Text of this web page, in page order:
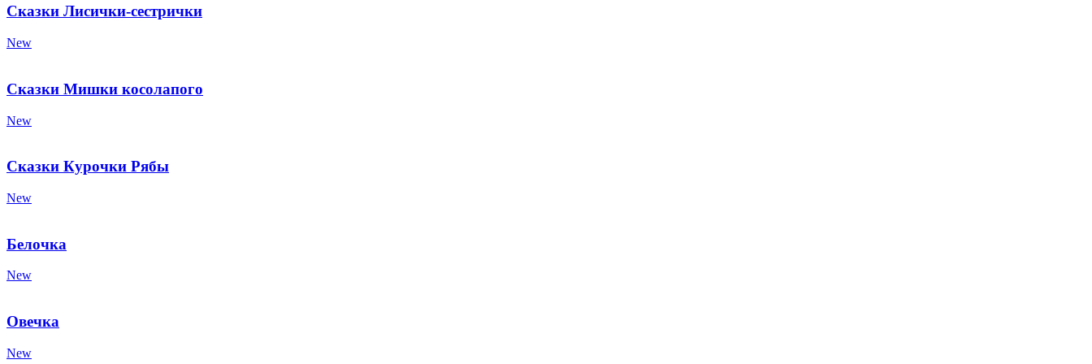
Сказки Лисички-сестрички
New
Сказки Мишки косолапого
New
Сказки Курочки Рябы
New
Белочка
New
Овечка
New